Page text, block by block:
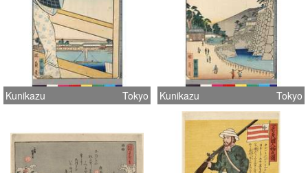
Kunikazu Tokyo Kunikazu Tokyo